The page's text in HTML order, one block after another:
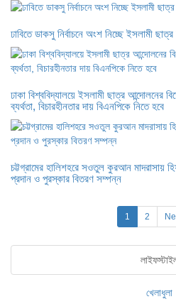
ঢাবিতে ডাকসু নির্বাচনে অংশ নিচ্ছে ইসলামী
ঢাকা বিশ্ববিদ্যালয়ে ইসলামী ছাত্র আন্দোলনের
ব্যর্থতা, বিচারহীনতার দায় বিএনপিকে নিতে হবে
চট্টগ্রামের হালিশহরে সওতুল কুরআন
প্রদান ও পুরস্কার বিতরণ সম্পন্ন
1 2
খেলাধুলা